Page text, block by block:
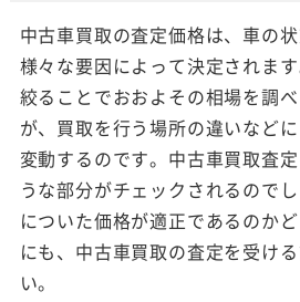
中古車買取の査定価格は、車の
様々な要因によって決定されま
絞ることでおおよその相場を調
が、買取を行う場所の違いなど
変動するのです。中古車買取査
うな部分がチェックされるので
についた価格が適正であるのか
にも、中古車買取の査定を受け
い。